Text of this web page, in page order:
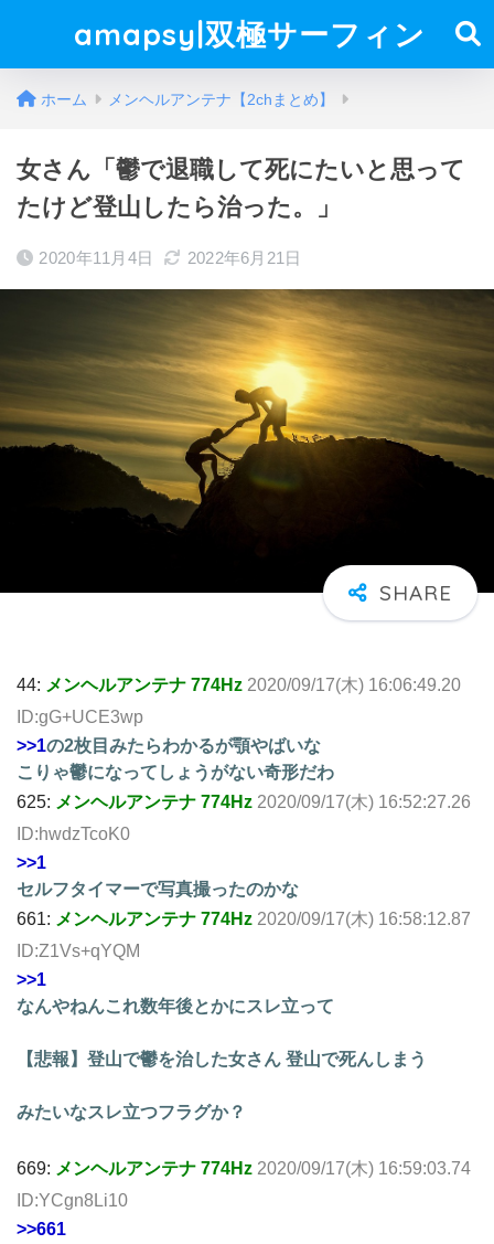
amapsy|双極サーフィン
ホーム メンヘルアンテナ【2chまとめ】
女さん「鬱で退職して死にたいと思って
たけど登山したら治った。」
2020年11月4日 2022年6月21日
44: メンヘルアンテナ 774Hz 2020/09/17(木) 16:06:49.20
ID:gG+UCE3wp
>>1の2枚目みたらわかるが顎やばいな
こりゃ鬱になってしょうがない奇形だわ
625: メンヘルアンテナ 774Hz 2020/09/17(木) 16:52:27.26
ID:hwdzTcoK0
>>1
セルフタイマーで写真撮ったのかな
661: メンヘルアンテナ 774Hz 2020/09/17(木) 16:58:12.87
ID:Z1Vs+qYQM
>>1
なんやねんこれ数年後とかにスレ立って
【悲報】登山で鬱を治した女さん 登山で死んしまう
みたいなスレ立つフラグか？
669: メンヘルアンテナ 774Hz 2020/09/17(木) 16:59:03.74
ID:YCgn8Li10
>>661